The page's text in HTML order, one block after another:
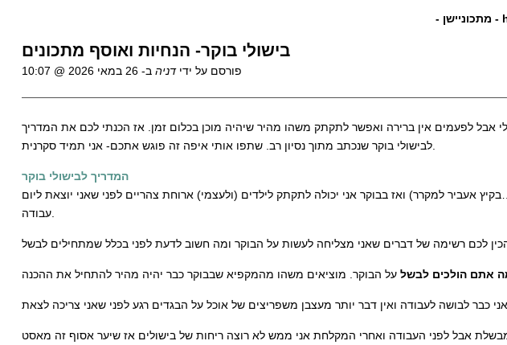
- מתכוניישן -
בישולי בוקר- הנחיות ואוסף מתכונים
פורסם על ידידניה ב-26 במאי 2026 @ 10:07
אבל לפעמים אין ברירה ואפשר לתקתק משהו מהיר שיהיה מוכן בכלום זמן. אז הכנתי לכם את המדריך
לבישולי בוקר שנכתב מתוך נסיון רב. שתפו אותי איפה זה פוגש אתכם- אני תמיד סקרנית.
המדריך לבישולי בוקר
אעביר למקרר) ואז בבוקר אני יכולה לתקתק לילדים (ולעצמי) ארוחת צהריים לפני שאני יוצאת ליום
עבודה.
אתם הולכים לבשל